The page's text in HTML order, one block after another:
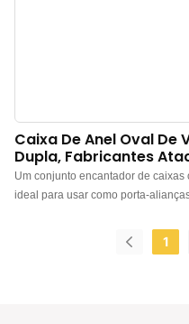
Caixa De Anel Oval De
Dupla, Fabricantes
Um conjunto encantador de
ideal para usar como porta-
segurança. Também comporta até
várias cores para envio rápido.
1